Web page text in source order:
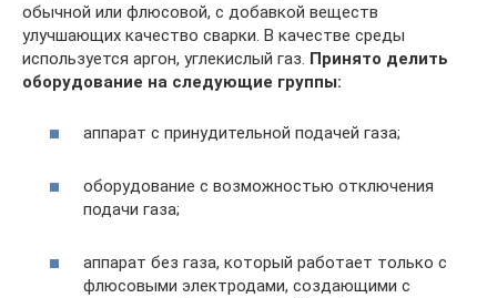
обычной или флюсовой, с добавкой веществ
улучшающих качество сварки. В качестве среды
используется аргон, углекислый газ. Принято делить
оборудование на следующие группы:
аппарат с принудительной подачей газа;
оборудование с возможностью отключения
подачи газа;
аппарат без газа, который работает только с
флюсовыми электродами, создающими с